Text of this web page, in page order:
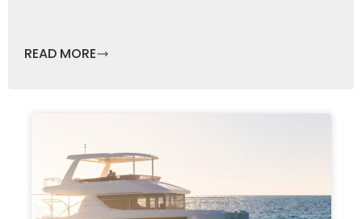
READ MORE